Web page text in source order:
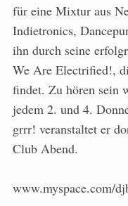
für eine Mixtur aus
Indietronics,
ihn durch seine
We Are Electrified!,
findet. Zu hören sein
jedem 2. und 4.
grrr! veranstaltet er
Club Abend.
www.myspace.com/